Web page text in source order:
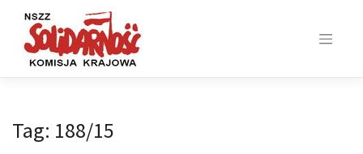
content
Tag: 188/15